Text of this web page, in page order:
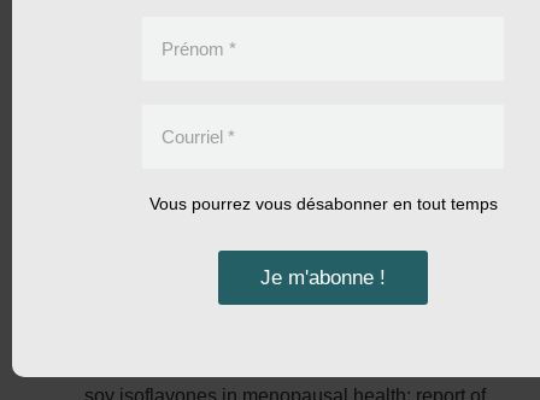
prévention –https://www.jydionne.com/une-
Références
Phytochemical Database, USDA – ARS –
NGRL, Beltsville Agricultural Research Center,
Beltsville, Maryland (accès fév. 2002) James A.
soy isoflavones in menopausal health: report of
Prénom *
Courriel *
Vous pourrez vous désabonner en tout temps
Je m'abonne !